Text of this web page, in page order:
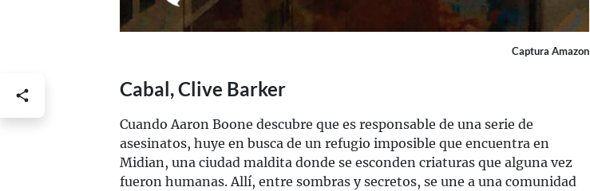
Captura Amazon
Cabal, Clive Barker
Cuando Aaron Boone descubre que es responsable de una serie de
asesinatos, huye en busca de un refugio imposible que encuentra en
Midian, una ciudad maldita donde se esconden criaturas que alguna vez
fueron humanas. Allí, entre sombras y secretos, se une a una comunidad